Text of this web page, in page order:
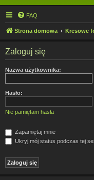
FAQ
Strona domowa Kresowe
Zaloguj się
Nazwa użytkownika:
Hasło:
Nie pamiętam hasła
Zapamiętaj mnie
Ukryj mój status podczas tej